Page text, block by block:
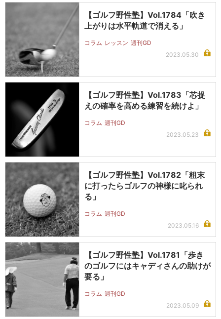
【ゴルフ野性塾】Vol.1784「吹き
上がりは水平軌道で消える」
コラム レッスン 週刊GD
2023.05.30
【ゴルフ野性塾】Vol.1783「芯捉
えの確率を高める練習を続けよ」
コラム 週刊GD
2023.05.23
【ゴルフ野性塾】Vol.1782「粗末
に打ったらゴルフの神様に叱られ
る」
コラム 週刊GD
2023.05.16
【ゴルフ野性塾】Vol.1781「歩き
のゴルフにはキャディさんの助けが
要る」
コラム 週刊GD
2023.05.09